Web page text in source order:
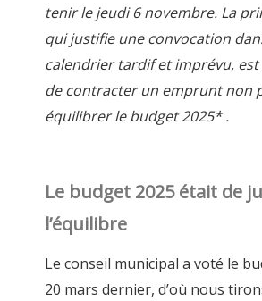
tenir le jeudi 6 novembre. La
qui justifie une convocation
calendrier tardif et imprévu, est
de contracter un emprunt non
équilibrer le budget 2025* .
Le budget 2025 était de
l’équilibre
Le conseil municipal a voté le
20 mars dernier, d’où nous